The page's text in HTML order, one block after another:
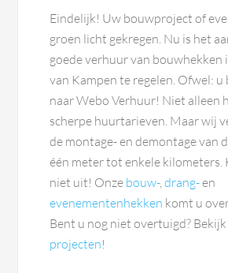
Eindelijk! Uw bouwproject of
groen licht gekregen. Nu is het
goede verhuur van bouwhekken
van Kampen te regelen. Ofwel: u
naar Webo Verhuur! Niet alleen
scherpe huurtarieven. Maar wij
de montage- en demontage van
één meter tot enkele kilometers.
niet uit! Onze bouw-,drang-en
evenementenhekken komt u
Bent u nog niet overtuigd?
projecten!